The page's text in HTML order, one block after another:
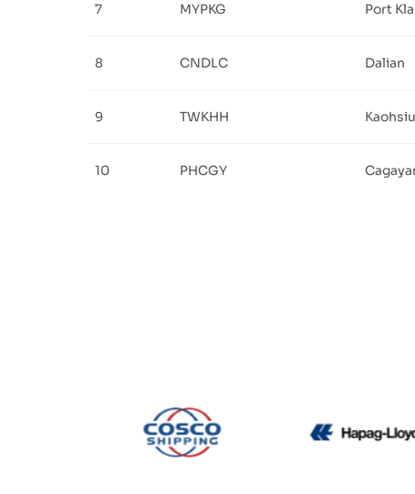
7 MYPKG Port
8 CNDLC Dalian
9 TWKHH
10 PHCGY